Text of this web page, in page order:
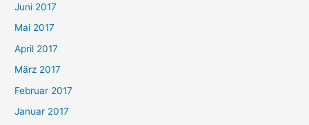
Juni 2017
Mai 2017
April 2017
März 2017
Februar 2017
Januar 2017